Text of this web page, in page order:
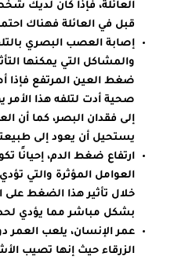
العائلة، فإذا كان لديك
قبل في العائلة فهناك
إصابة العصب البصري
والمشاكل التي يمكنها
ضغط العين المرتفع
صحية أدت لتلفه هذا الأمر
إلى فقدان البصر، كما أن
يستحيل أن يعود إلى
ارتفاع ضغط الدم، إحيانًا
العوامل المؤثرة والتي
خلال تأثير هذا الضغط
بشكل مباشر مما يؤدي
عمر الإنسان، يلعب العمر
الزرقاء حيث إنها تصيب